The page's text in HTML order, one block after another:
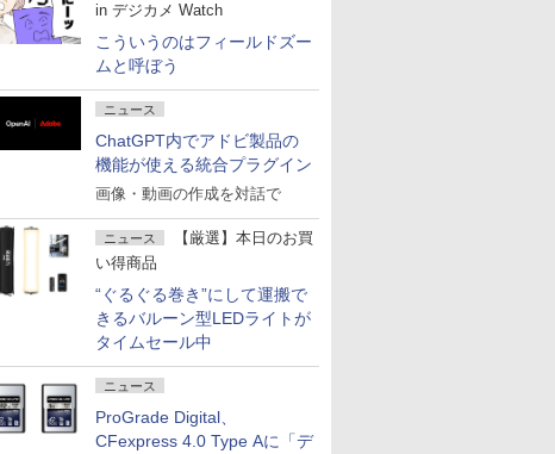
in デジカメ Watch
こういうのはフィールドズー
ムと呼ぼう
ニュース
ChatGPT内でアドビ製品の
機能が使える統合プラグイン
画像・動画の作成を対話で
ニュース
【厳選】本日のお買
い得商品
“ぐるぐる巻き”にして運搬で
きるバルーン型LEDライトが
タイムセール中
ニュース
ProGrade Digital、
CFexpress 4.0 Type Aに「デ